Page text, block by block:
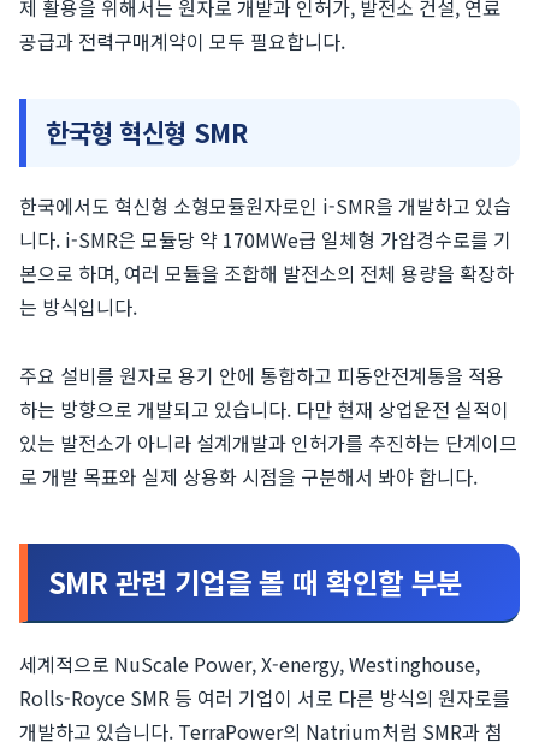
제 활용을 위해서는 원자로 개발과 인허가, 발전소 건설, 연료
공급과 전력구매계약이 모두 필요합니다.
한국형 혁신형 SMR
한국에서도 혁신형 소형모듈원자로인 i-SMR을 개발하고 있습
니다. i-SMR은 모듈당 약 170MWe급 일체형 가압경수로를 기
본으로 하며, 여러 모듈을 조합해 발전소의 전체 용량을 확장하
는 방식입니다.
주요 설비를 원자로 용기 안에 통합하고 피동안전계통을 적용
하는 방향으로 개발되고 있습니다. 다만 현재 상업운전 실적이
있는 발전소가 아니라 설계개발과 인허가를 추진하는 단계이므
로 개발 목표와 실제 상용화 시점을 구분해서 봐야 합니다.
SMR 관련 기업을 볼 때 확인할 부분
세계적으로 NuScale Power, X-energy, Westinghouse,
Rolls-Royce SMR 등 여러 기업이 서로 다른 방식의 원자로를
개발하고 있습니다. TerraPower의 Natrium처럼 SMR과 첨